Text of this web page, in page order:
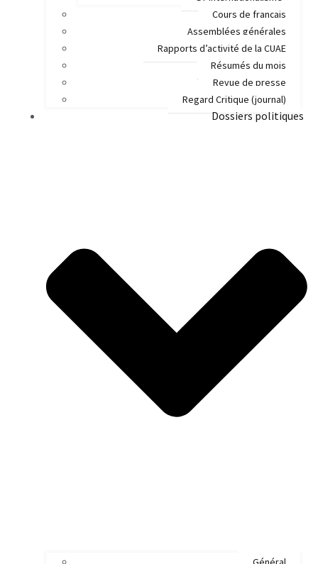
Cours de français
Assemblées générales
Rapports d’activité de la CUAE
Résumés du mois
Revue de presse
Regard Critique (journal)
Dossiers politiques